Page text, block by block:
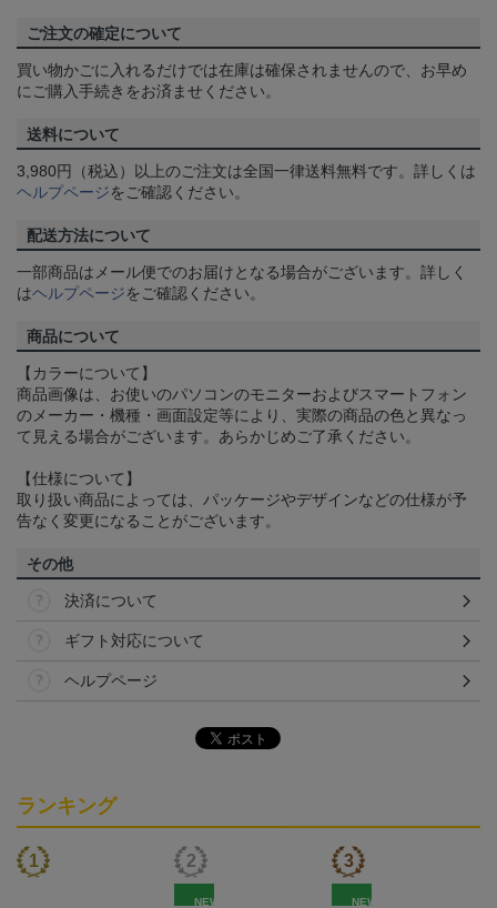
ご注文の確定について
買い物かごに入れるだけでは在庫は確保されませんので、お早め
にご購入手続きをお済ませください。
送料について
3,980円（税込）以上のご注文は全国一律送料無料です。詳しくは
ヘルプページをご確認ください。
配送方法について
一部商品はメール便でのお届けとなる場合がございます。詳しく
はヘルプページをご確認ください。
商品について
【カラーについて】
商品画像は、お使いのパソコンのモニターおよびスマートフォン
のメーカー・機種・画面設定等により、実際の商品の色と異なっ
て見える場合がございます。あらかじめご了承ください。
【仕様について】
取り扱い商品によっては、パッケージやデザインなどの仕様が予
告なく変更になることがございます。
その他
決済について
ギフト対応について
ヘルプページ
ランキング
NEW NEW